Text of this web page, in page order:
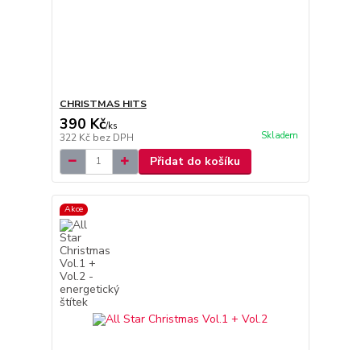
CHRISTMAS HITS
390 Kč/ks
322 Kč bez DPH Skladem
Přidat do košíku
Akce